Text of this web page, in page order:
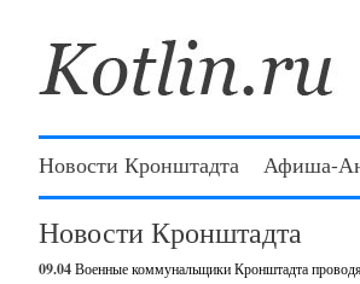
Новости Кронштадта Афиша-
Новости Кронштадта
09.04Военные коммунальщики Кронштадта